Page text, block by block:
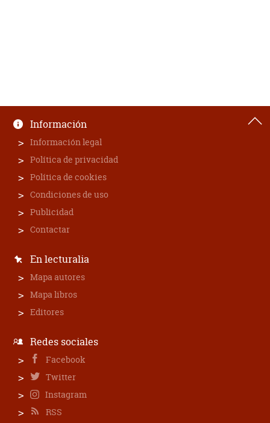
Información
Información legal
Política de privacidad
Política de cookies
Condiciones de uso
Publicidad
Contactar
En lecturalia
Mapa autores
Mapa libros
Editores
Redes sociales
Facebook
Twitter
Instagram
RSS